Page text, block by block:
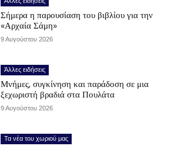
Σήμερα η παρουσίαση του βιβλίου για την
«Αρχαία Σάμη»
9 Αυγούστου 2026
Άλλες ειδήσεις
Μνήμες, συγκίνηση και παράδοση σε μια
ξεχωριστή βραδιά στα Πουλάτα
9 Αυγούστου 2026
Τα νέα του χωριού μας